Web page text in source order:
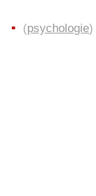
(psychologie)